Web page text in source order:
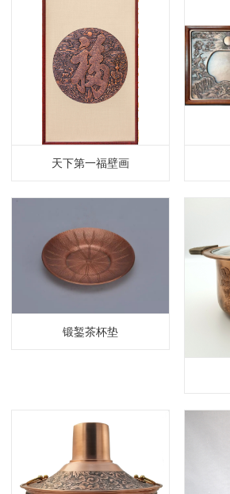
天下第一福壁画
锻錾茶杯垫